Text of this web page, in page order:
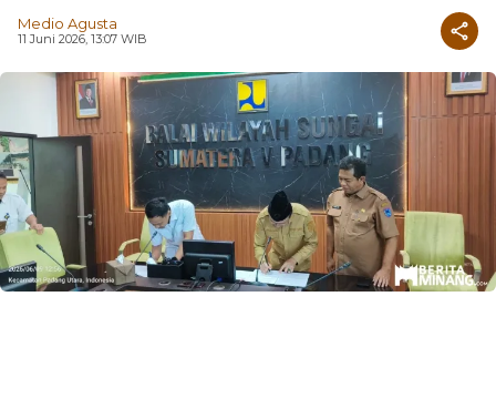
Medio Agusta
11 Juni 2026, 13:07 WIB